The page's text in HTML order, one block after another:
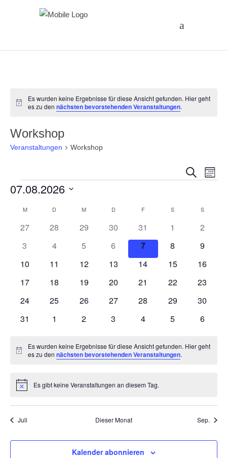
Hinweis
Es wurden keine Ergebnisse für diese Ansicht gefunden. Hier geht
es zu dennächsten bevorstehenden Veranstaltungen.
Workshop
Veranstaltungen Workshop
und
Suche
Monat
Veranstaltungen
07.08.2026
Kalender
von
Veranstaltungen
MMONTAG D DIENSTAGM MITTWOCH
DDONNERSTAG
FFREITAG S SAMSTAGS
0
27
0
28
0
Veranstaltungen
29
0
Veranstaltungen
30
0
Veranstaltungen
31
0
1
0
2
0
3
0
4
0
Veranstaltungen
5
0
Veranstaltungen
6
0
Veranstaltungen
7
0
8
0
9
0
10
0
11
0
12
0
13
0
14
0
15
0
16
0
17
0
18
0
19
0
20
0
21
0
22
0
23
0
24
0
25
0
26
0
27
0
28
0
29
0
30
0
31
0
1
0
2
0
3
0
4
0
5
0
6
Hinweis
Es wurden keine Ergebnisse für diese Ansicht gefunden. Hier geht
es zu dennächsten bevorstehenden Veranstaltungen.
HinweisEs gibt keine Veranstaltungen an diesem Tag.
Juli Dieser Monat Sep.
Kalender abonnieren